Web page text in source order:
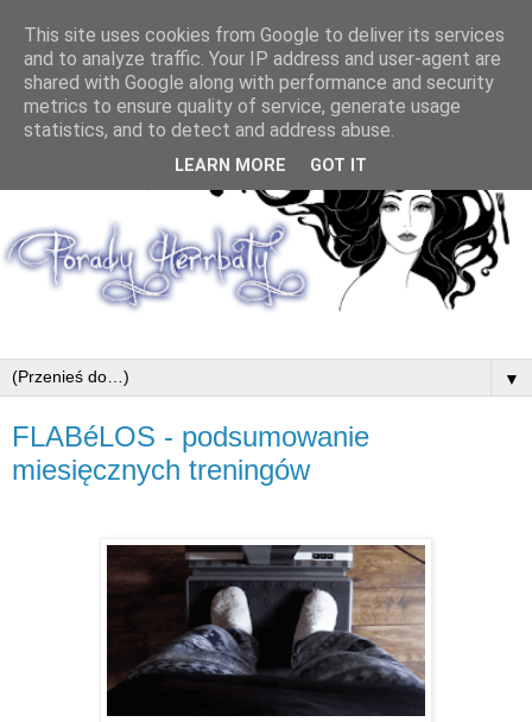
▼
FLABéLOS - podsumowanie
miesięcznych treningów
This site uses cookies from Google to deliver its services
and to analyze traffic. Your IP address and user-agent are
shared with Google along with performance and security
metrics to ensure quality of service, generate usage
statistics, and to detect and address abuse.
LEARN MORE GOT IT